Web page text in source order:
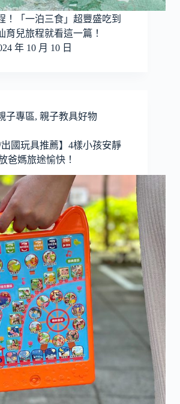
！「一泊三食」超豐盛吃到
育兒旅程就看這一篇！
年 10 月 10 日
子專區, 親子教具好物
出國玩具推薦】4樣小孩安靜
爸媽旅途愉快！